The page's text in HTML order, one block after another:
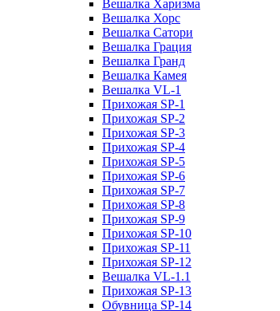
Вешалка Харизма
Вешалка Хорс
Вешалка Сатори
Вешалка Грация
Вешалка Гранд
Вешалка Камея
Вешалка VL-1
Прихожая SP-1
Прихожая SP-2
Прихожая SP-3
Прихожая SP-4
Прихожая SP-5
Прихожая SP-6
Прихожая SP-7
Прихожая SP-8
Прихожая SP-9
Прихожая SP-10
Прихожая SP-11
Прихожая SP-12
Вешалка VL-1.1
Прихожая SP-13
Обувница SP-14